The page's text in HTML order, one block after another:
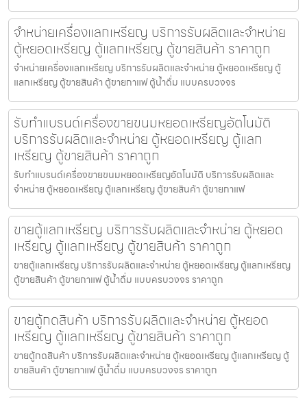
จำหน่ายเครื่องแลกเหรียญ บริการรับผลิตและจำหน่าย
ตู้หยอดเหรียญ ตู้แลกเหรียญ ตู้ขายสินค้า ราคาถูก
จำหน่ายเครื่องแลกเหรียญ บริการรับผลิตและจำหน่าย ตู้หยอดเหรียญ ตู้
แลกเหรียญ ตู้ขายสินค้า ตู้ขายกาแฟ ตู้น้ำดื่ม แบบครบวงจร
รับทำแบรนด์เครื่องขายขนมหยอดเหรียญ​​อัตโนมัติ
บริการรับผลิตและจำหน่าย ตู้หยอดเหรียญ ตู้แลก
เหรียญ ตู้ขายสินค้า ราคาถูก
รับทำแบรนด์เครื่องขายขนมหยอดเหรียญ​​อัตโนมัติ บริการรับผลิตและ
จำหน่าย ตู้หยอดเหรียญ ตู้แลกเหรียญ ตู้ขายสินค้า ตู้ขายกาแฟ
ขายตู้แลกเหรียญ บริการรับผลิตและจำหน่าย ตู้หยอด
เหรียญ ตู้แลกเหรียญ ตู้ขายสินค้า ราคาถูก
ขายตู้แลกเหรียญ บริการรับผลิตและจำหน่าย ตู้หยอดเหรียญ ตู้แลกเหรียญ
ตู้ขายสินค้า ตู้ขายกาแฟ ตู้น้ำดื่ม แบบครบวงจร ราคาถูก
ขายตู้กดสินค้า บริการรับผลิตและจำหน่าย ตู้หยอด
เหรียญ ตู้แลกเหรียญ ตู้ขายสินค้า ราคาถูก
ขายตู้กดสินค้า บริการรับผลิตและจำหน่าย ตู้หยอดเหรียญ ตู้แลกเหรียญ ตู้
ขายสินค้า ตู้ขายกาแฟ ตู้น้ำดื่ม แบบครบวงจร ราคาถูก